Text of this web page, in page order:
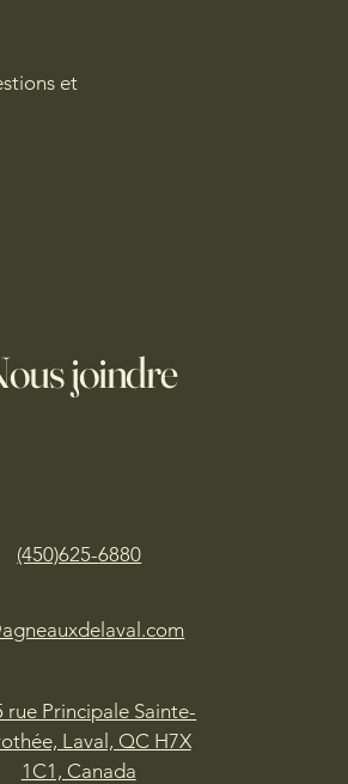
et
joindre
(450)625-6880
rue Principale Sainte-
Laval, QC H7X
1C1, Canada